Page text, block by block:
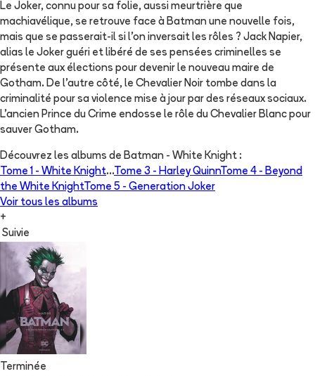
Le Joker, connu pour sa folie, aussi meurtrière que
machiavélique, se retrouve face à Batman une nouvelle fois,
mais que se passerait-il si l'on inversait les rôles ? Jack Napier,
alias le Joker guéri et libéré de ses pensées criminelles se
présente aux élections pour devenir le nouveau maire de
Gotham. De l'autre côté, le Chevalier Noir tombe dans la
criminalité pour sa violence mise à jour par des réseaux sociaux.
L'ancien Prince du Crime endosse le rôle du Chevalier Blanc pour
sauver Gotham.
Découvrez les albums de Batman - White Knight :
Tome 1 - White Knight...Tome 3 - Harley QuinnTome 4 - Beyond
the White KnightTome 5 - Generation Joker
Voir tous les albums
+
Suivie
Terminée